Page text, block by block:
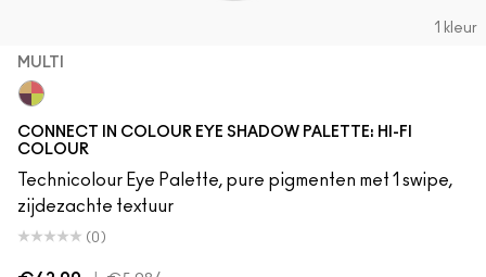
1 kleur
MULTI
CONNECT IN COLOUR EYE SHADOW PALETTE: HI-FI
COLOUR
Technicolour Eye Palette, pure pigmenten met 1 swipe,
zijdezachte textuur
(0)